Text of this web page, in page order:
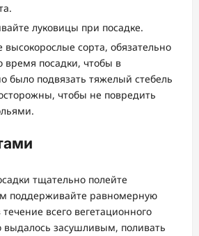
луковицы при посадке.
высокорослые сорта, обязательно
время посадки, чтобы в
подвязать тяжелый стебель
чтобы не повредить
тщательно полейте
поддерживайте равномерную
всего вегетационного
выдалось засушливым, поливать